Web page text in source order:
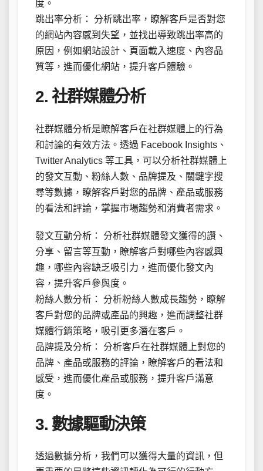
度。
跳出率分析： 分析跳出率，瞭解客戶是否對您
的網站內容感到失望，並找出導致跳出率高的
原因，例如網站設計、頁面載入速度、內容品
質等，進而優化網站，提升客戶體驗。
2. 社群媒體分析
社群媒體分析是瞭解客戶在社群媒體上的行為
和討論的有效方法。透過 Facebook Insights、
Twitter Analytics 等工具，可以分析社群媒體上
的發文互動、粉絲人數、品牌提及、關鍵字搜
尋等數據，瞭解客戶對您的品牌、產品或服務
的看法和評論，掌握市場趨勢和消費者需求。
發文互動分析： 分析社群媒體發文獲得的讚、
分享、留言等互動，瞭解客戶對哪些內容感興
趣，哪些內容缺乏吸引力，進而優化發文內
容，提升客戶參與度。
粉絲人數分析： 分析粉絲人數成長趨勢，瞭解
客戶對您的品牌或產品的興趣，進而調整社群
媒體行銷策略，吸引更多潛在客戶。
品牌提及分析： 分析客戶在社群媒體上對您的
品牌、產品或服務的評論，瞭解客戶的看法和
感受，進而優化產品或服務，提升客戶滿意
度。
3. 數據驅動決策
透過數據分析，我們可以獲得大量的資訊，但